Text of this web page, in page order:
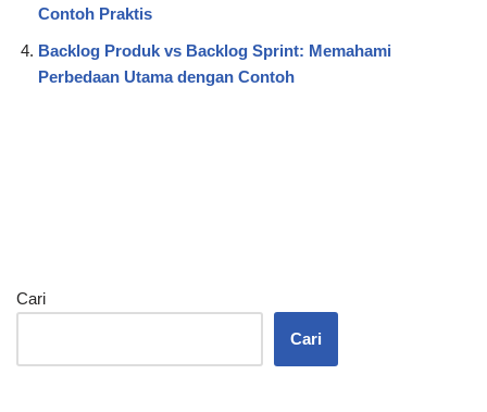
Contoh Praktis
Backlog Produk vs Backlog Sprint: Memahami
Perbedaan Utama dengan Contoh
Cari
Cari